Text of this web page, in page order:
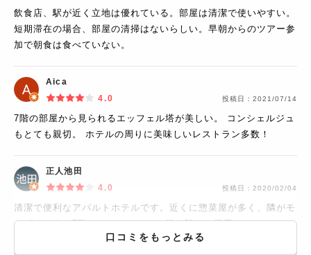
飲食店、駅が近く立地は優れている。部屋は清潔で使いやすい。
短期滞在の場合、部屋の清掃はないらしい。早朝からのツアー参
加で朝食は食べていない。
Aica
4.0
投稿日： 2021/07/14
7階の部屋から見られるエッフェル塔が美しい。 コンシェルジュ
もとても親切。 ホテルの周りに美味しいレストラン多数！
正人池田
4.0
投稿日： 2020/02/04
清潔で便利なアパルトホテルです。近くに惣菜屋が多く、隣がモ
ノプリです。7階からのエッフェル塔の眺めは最高です。
口コミをもっとみる